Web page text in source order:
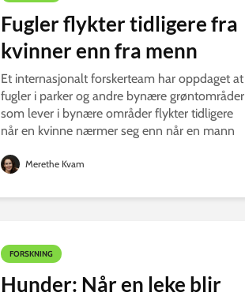
Fugler flykter tidligere fra
kvinner enn fra menn
Et internasjonalt forskerteam har oppdaget at
fugler i parker og andre bynære grøntområder
som lever i bynære områder flykter tidligere
når en kvinne nærmer seg enn når en mann
Merethe Kvam
FORSKNING
Hunder: Når en leke blir